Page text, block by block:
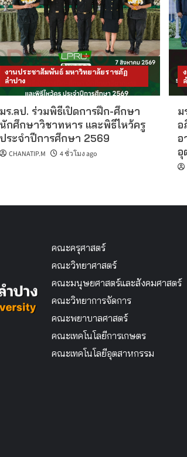
งานประชาสัมพันธ์ มหาวิทยาลัยราชภัฏ
ลำปาง
มร.ลป. ร่วมพิธีเปิดการฝึก-ศึกษา
นักศึกษาวิชาทหาร และพิธีไหว้ครู
ประจำปีการศึกษา 2569
CHANATIP.M 4 ชั่วโมง ago
ม
อ
อ
อุ
คณะครุศาสตร์
คณะวิทยาศาสตร์
คณะมนุษยศาสตร์และสังคมศาสตร์
คณะวิทยาการจัดการ
คณะพยาบาลศาสตร์
คณะเทคโนโลยีการเกษตร
คณะเทคโนโลยีอุตสาหกรรม